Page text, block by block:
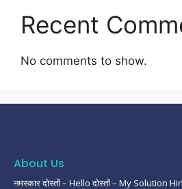
Recent
No comments to show.
About Us
नमस्कार दोस्तों – Hello दोस्तों – My Solution